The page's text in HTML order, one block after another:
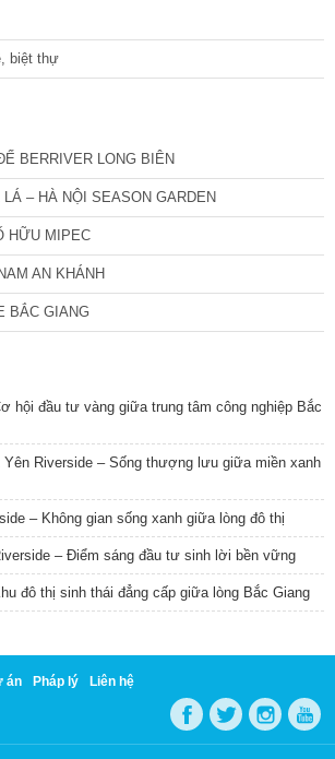
biệt thự
BERRIVER LONG BIÊN
– HÀ NỘI SEASON GARDEN
HỮU MIPEC
AN KHÁNH
BẮC GIANG
hội đầu tư vàng giữa trung tâm công nghiệp Bắc
Riverside – Sống thượng lưu giữa miền xanh
– Không gian sống xanh giữa lòng đô thị
– Điểm sáng đầu tư sinh lời bền vững
đô thị sinh thái đẳng cấp giữa lòng Bắc Giang
án Pháp lý Liên hệ